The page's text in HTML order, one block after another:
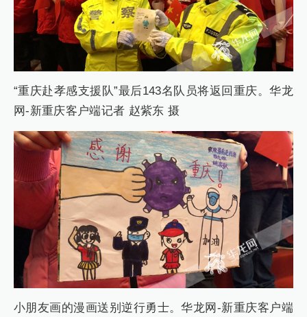
“重庆赴孝感支援队”最后143名队员将返回重庆。华龙
网-新重庆客户端记者 赵紫东 摄
小朋友画的漫画送别逆行勇士。华龙网-新重庆客户端